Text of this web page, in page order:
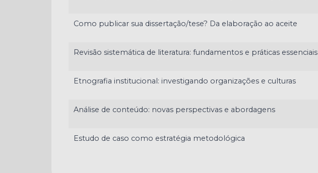
Como publicar sua dissertação/tese? Da elaboração ao aceite
Revisão sistemática de literatura: fundamentos e práticas essenciais
Etnografia institucional: investigando organizações e culturas
Análise de conteúdo: novas perspectivas e abordagens
Estudo de caso como estratégia metodológica